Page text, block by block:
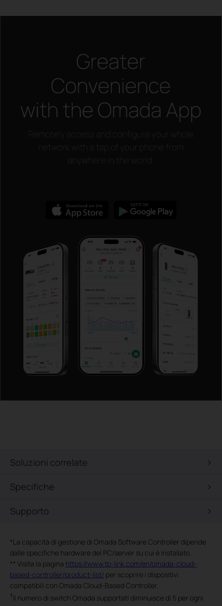
Soluzioni correlate
Specifiche
Supporto
*La capacità di gestione di Omada Software Controller dipende
dalle specifiche hardware del PC/server su cui è installato.
** Visita la pagina https://www.tp-link.com/en/omada-cloud-
based-controller/product-list/ per scoprire i dispositivi
compatibili con Omada Cloud-Based Controller.
†Il numero di switch Omada supportati diminuisce di 5 per ogni